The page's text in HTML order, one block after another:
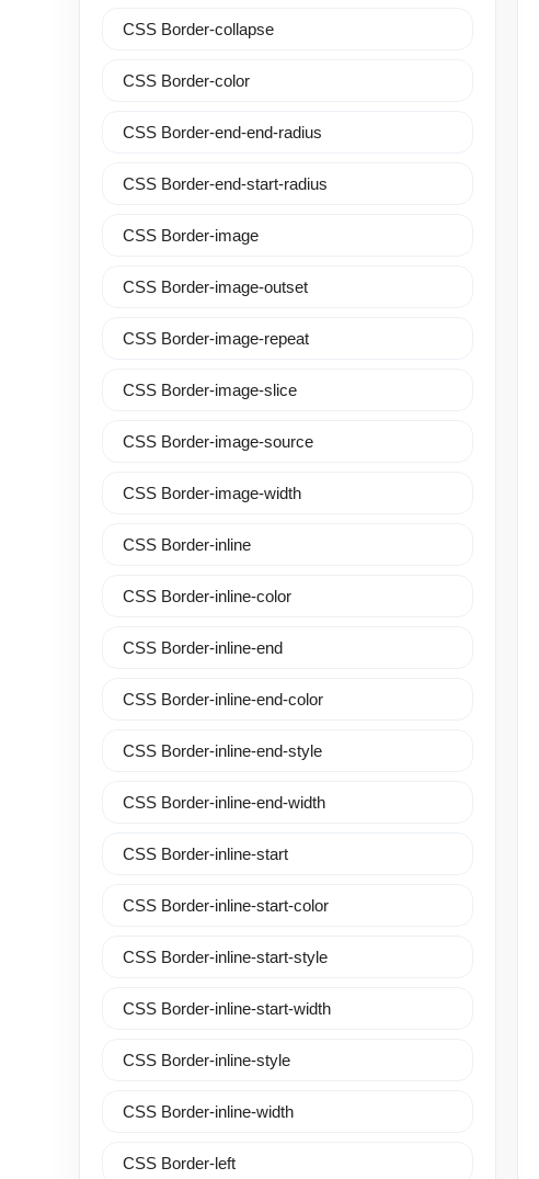
CSS Border-collapse
CSS Border-color
CSS Border-end-end-radius
CSS Border-end-start-radius
CSS Border-image
CSS Border-image-outset
CSS Border-image-repeat
CSS Border-image-slice
CSS Border-image-source
CSS Border-image-width
CSS Border-inline
CSS Border-inline-color
CSS Border-inline-end
CSS Border-inline-end-color
CSS Border-inline-end-style
CSS Border-inline-end-width
CSS Border-inline-start
CSS Border-inline-start-color
CSS Border-inline-start-style
CSS Border-inline-start-width
CSS Border-inline-style
CSS Border-inline-width
CSS Border-left